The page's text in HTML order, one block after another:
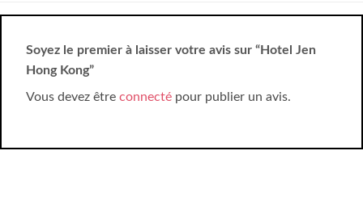
Soyez le premier à laisser votre avis sur “Hotel Jen
Hong Kong”
Vous devez être connecté pour publier un avis.